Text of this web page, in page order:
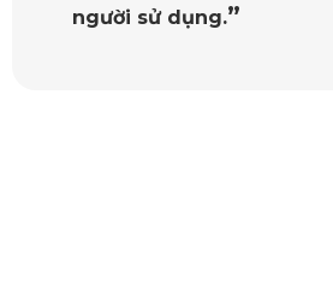
người sử dụng.”